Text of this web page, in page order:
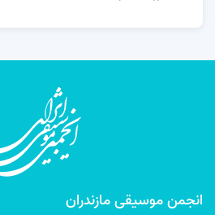
انجمن موسیقی مازندران